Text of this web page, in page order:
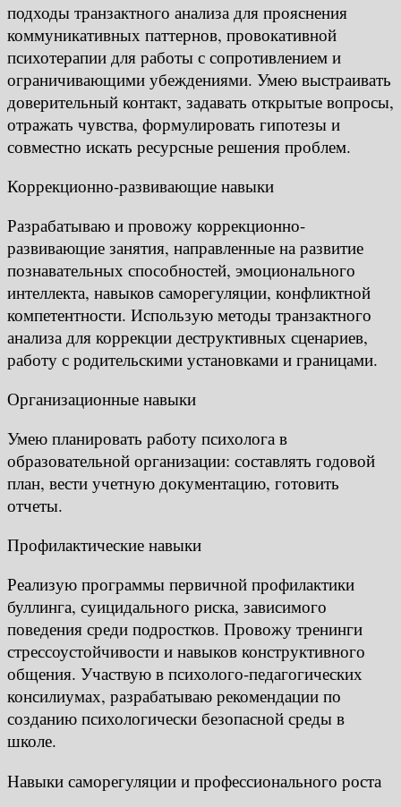
подходы транзактного анализа для прояснения
коммуникативных паттернов, провокативной
психотерапии для работы с сопротивлением и
ограничивающими убеждениями. Умею выстраивать
доверительный контакт, задавать открытые вопросы,
отражать чувства, формулировать гипотезы и
совместно искать ресурсные решения проблем.
Коррекционно-развивающие навыки
Разрабатываю и провожу коррекционно-
развивающие занятия, направленные на развитие
познавательных способностей, эмоционального
интеллекта, навыков саморегуляции, конфликтной
компетентности. Использую методы транзактного
анализа для коррекции деструктивных сценариев,
работу с родительскими установками и границами.
Организационные навыки
Умею планировать работу психолога в
образовательной организации: составлять годовой
план, вести учетную документацию, готовить
отчеты.
Профилактические навыки
Реализую программы первичной профилактики
буллинга, суицидального риска, зависимого
поведения среди подростков. Провожу тренинги
стрессоустойчивости и навыков конструктивного
общения. Участвую в психолого-педагогических
консилиумах, разрабатываю рекомендации по
созданию психологически безопасной среды в
школе.
Навыки саморегуляции и профессионального роста